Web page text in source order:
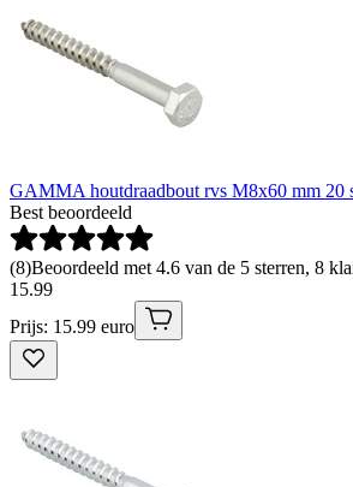
GAMMA houtdraadbout rvs M8x60 mm 20
Best beoordeeld
(8)Beoordeeld met 4.6 van de 5 sterren, 8
15.99
Prijs: 15.99 euro